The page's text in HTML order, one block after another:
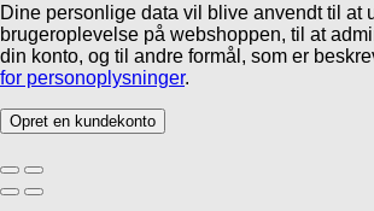
Dine personlige data vil blive anvendt til at
brugeroplevelse på webshoppen, til at
din konto, og til andre formål, som er
for personoplysninger.
Opret en kundekonto